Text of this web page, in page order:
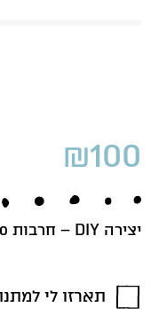
₪100
יצירה DIY – חרבות Djeco
תארזו לי